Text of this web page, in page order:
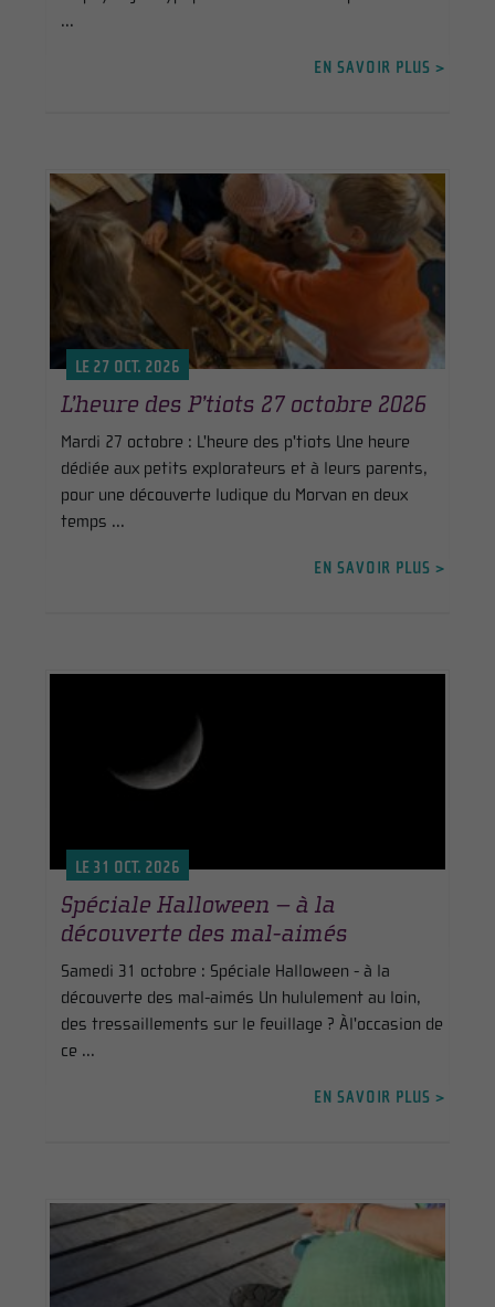
...
EN SAVOIR PLUS >
LE 27 OCT. 2026
L’heure des P’tiots 27 octobre 2026
Mardi 27 octobre : L'heure des p'tiots Une heure
dédiée aux petits explorateurs et à leurs parents,
pour une découverte ludique du Morvan en deux
temps ...
EN SAVOIR PLUS >
LE 31 OCT. 2026
Spéciale Halloween – à la
découverte des mal-aimés
Samedi 31 octobre : Spéciale Halloween - à la
découverte des mal-aimés Un hululement au loin,
des tressaillements sur le feuillage ? Àl'occasion de
ce ...
EN SAVOIR PLUS >